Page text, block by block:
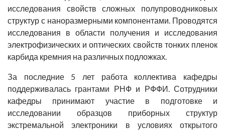
исследования свойств сложных полупроводниковых
структур с наноразмерными компонентами. Проводятся
исследования в области получения и исследования
электрофизических и оптических свойств тонких пленок
карбида кремния на различных подложках.
За последние 5 лет работа коллектива кафедры
поддерживалась грантами РНФ и РФФИ. Сотрудники
кафедры принимают участие в подготовке и
исследовании образцов приборных структур
экстремальной электроники в условиях открытого